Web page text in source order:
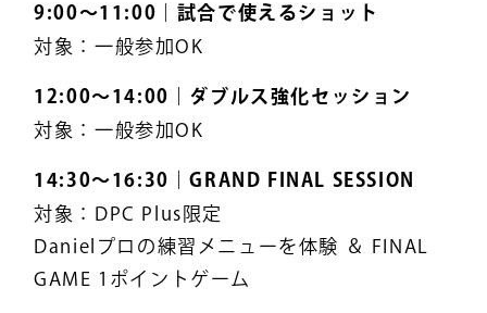
9:00〜11:00｜試合で使えるショット
対象：一般参加OK
12:00〜14:00｜ダブルス強化セッション
対象：一般参加OK
14:30〜16:30｜GRAND FINAL SESSION
対象：DPC Plus限定
Danielプロの練習メニューを体験 ＆ FINAL
GAME 1ポイントゲーム